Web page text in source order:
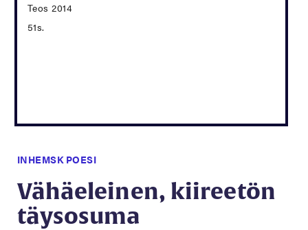
Teos 2014
51s.
INHEMSK POESI
Vähäeleinen, kiireetön
täysosuma